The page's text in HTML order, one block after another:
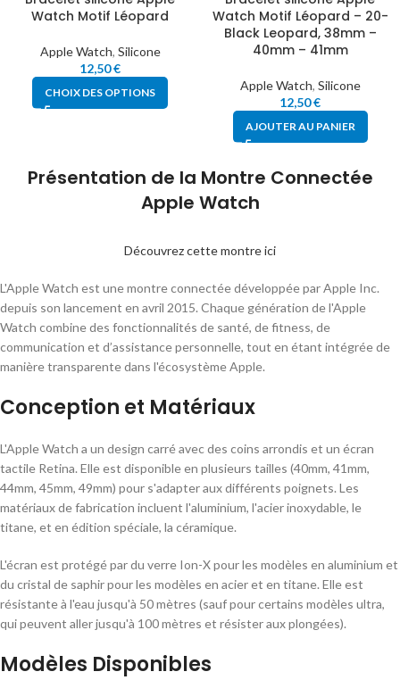
Watch Motif Léopard
Apple Watch, Silicone
12,50€
CHOIX DES OPTIONS
Watch Motif Léopard – 20-
Black Leopard, 38mm –
40mm – 41mm
Apple Watch, Silicone
12,50€
AJOUTER AU PANIER
Présentation de la Montre Connectée
Apple Watch
Découvrez cette montre ici
L'Apple Watch est une montre connectée développée par Apple Inc.
depuis son lancement en avril 2015. Chaque génération de l'Apple
Watch combine des fonctionnalités de santé, de fitness, de
communication et d’assistance personnelle, tout en étant intégrée de
manière transparente dans l'écosystème Apple.
Conception et Matériaux
L'Apple Watch a un design carré avec des coins arrondis et un écran
tactile Retina. Elle est disponible en plusieurs tailles (40mm, 41mm,
44mm, 45mm, 49mm) pour s'adapter aux différents poignets. Les
matériaux de fabrication incluent l'aluminium, l'acier inoxydable, le
titane, et en édition spéciale, la céramique.
L'écran est protégé par du verre Ion-X pour les modèles en aluminium et
du cristal de saphir pour les modèles en acier et en titane. Elle est
résistante à l'eau jusqu'à 50 mètres (sauf pour certains modèles ultra,
qui peuvent aller jusqu'à 100 mètres et résister aux plongées).
Modèles Disponibles